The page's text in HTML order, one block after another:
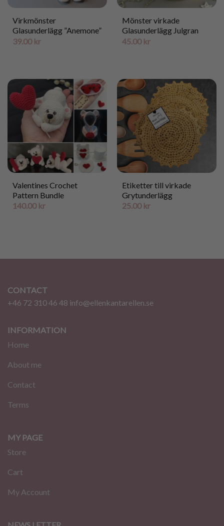
Virkmönster
Glasunderlägg ”Anemone”
39.00 kr
Mönster virkade
Glasunderlägg Julgran
45.00 kr
Valentines Crochet
Pattern Bundle
140.00 kr
Etiketter till virkade
Grytunderlägg
25.00 kr
CONTACT
+46 72 310 46 48 info@ellenkantarellen.se
INFORMATION
Home
About me
Contact
Terms
MY PAGE
Store
Cart
My Account